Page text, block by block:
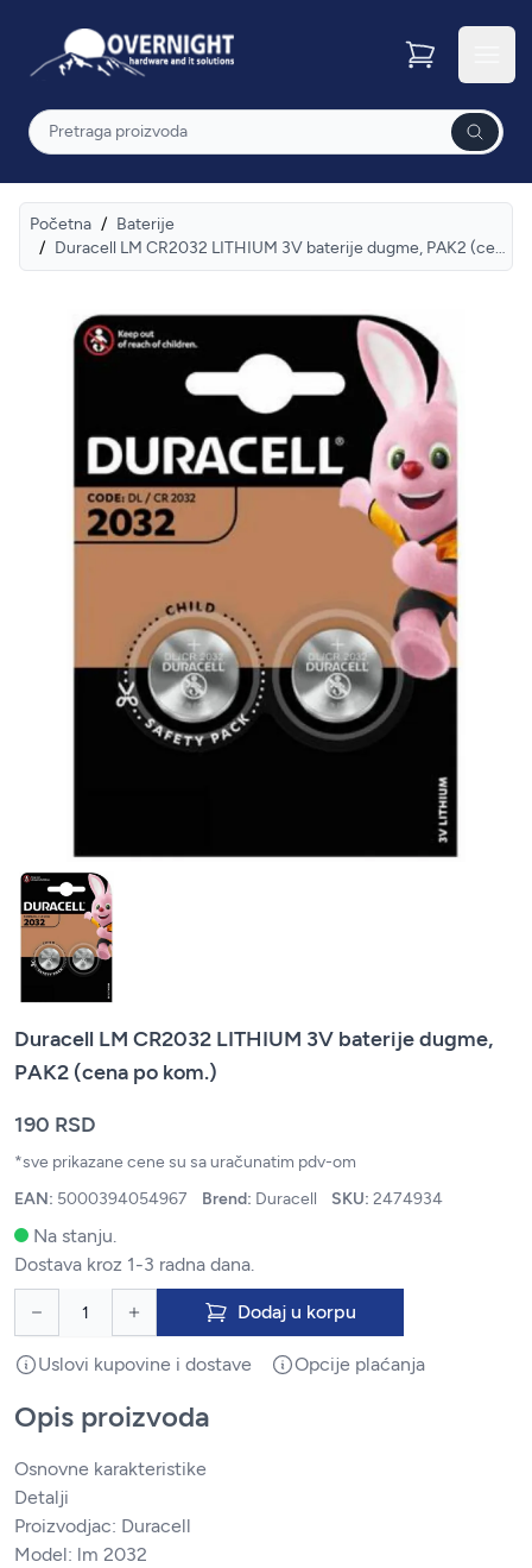
Overnight
Pretraga
Početna / Baterije
/
Duracell LM CR2032 LITHIUM 3V baterije dugme, PAK2 (cena po kom.)
Duracell LM CR2032 LITHIUM 3V baterije dugme,
PAK2 (cena po kom.)
190 RSD
*sve prikazane cene su sa uračunatim pdv-om
EAN: 5000394054967 Brend: Duracell SKU: 2474934
Na stanju.
Dostava kroz 1-3 radna dana.
Dodaj u korpu
Uslovi kupovine i dostave Opcije plaćanja
Opis proizvoda
Osnovne karakteristike
Detalji
Proizvodjac: Duracell
Model: lm 2032